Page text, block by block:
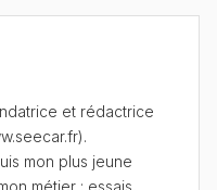
et rédactrice
mon plus jeune
métier : essais,